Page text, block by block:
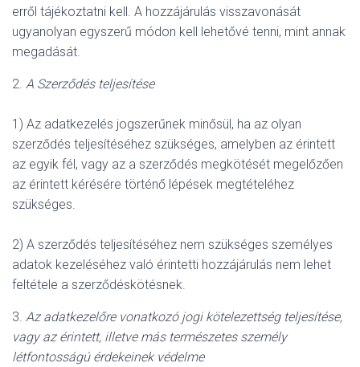
erről tájékoztatni kell. A hozzájárulás visszavonását
ugyanolyan egyszerű módon kell lehetővé tenni, mint annak
megadását.
2. A Szerződés teljesítése
1) Az adatkezelés jogszerűnek minősül, ha az olyan
szerződés teljesítéséhez szükséges, amelyben az érintett
az egyik fél, vagy az a szerződés megkötését megelőzően
az érintett kérésére történő lépések megtételéhez
szükséges.
2) A szerződés teljesítéséhez nem szükséges személyes
adatok kezeléséhez való érintetti hozzájárulás nem lehet
feltétele a szerződéskötésnek.
3. Az adatkezelőre vonatkozó jogi kötelezettség teljesítése,
vagy az érintett, illetve más természetes személy
létfontosságú érdekeinek védelme